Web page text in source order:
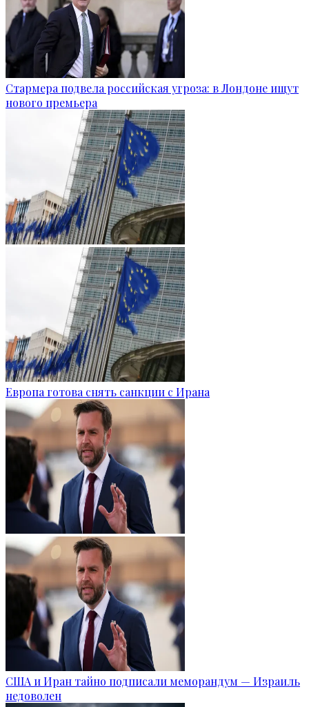
Стармера подвела российская угроза: в Лондоне ищут
нового премьера
Европа готова снять санкции с Ирана
США и Иран тайно подписали меморандум — Израиль
недоволен